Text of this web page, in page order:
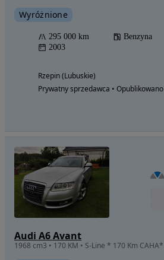
Wyróżnione
295 000 km Benzyna
2003
Rzepin (Lubuskie)
Prywatny sprzedawca • Opublikowano
Audi A6 Avant